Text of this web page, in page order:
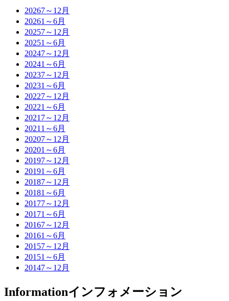
20267～12月
20261～6月
20257～12月
20251～6月
20247～12月
20241～6月
20237～12月
20231～6月
20227～12月
20221～6月
2021 7～12月
2021 1～6月
20207～12月
20201～6月
20197～12月
20191～6月
20187～12月
20181～6月
20177～12月
20171～6月
20167～12月
20161～6月
20157～12月
20151～6月
20147～12月
Informationインフォメーション